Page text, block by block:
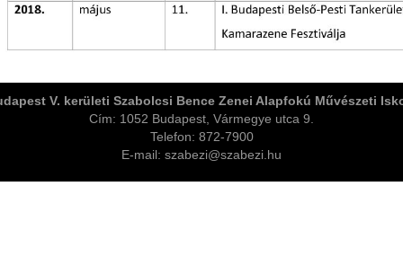
V. kerületi Szabolcsi Bence Zenei Alapfokú Művészeti
Cím: 1052 Budapest, Vármegye utca 9.
Telefon: 872-7900
E-mail: szabezi@szabezi.hu